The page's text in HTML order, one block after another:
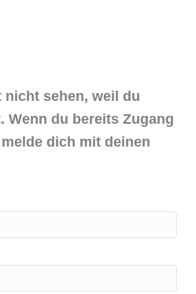
nicht sehen, weil du
Wenn du bereits Zugang
dich mit deinen